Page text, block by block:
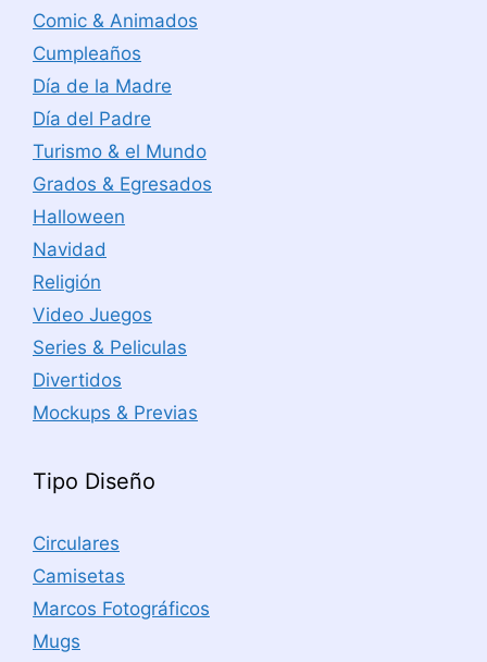
Comic & Animados
Cumpleaños
Día de la Madre
Día del Padre
Turismo & el Mundo
Grados & Egresados
Halloween
Navidad
Religión
Video Juegos
Series & Peliculas
Divertidos
Mockups & Previas
Tipo Diseño
Circulares
Camisetas
Marcos Fotográficos
Mugs